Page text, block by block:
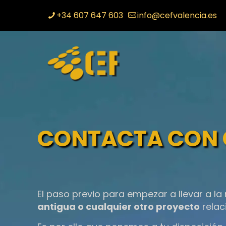
+34 607 647 603 info@cefvalencia.es
CONTACTA CON
El paso previo para empezar a llevar a
antigua o cualquier otro proyecto